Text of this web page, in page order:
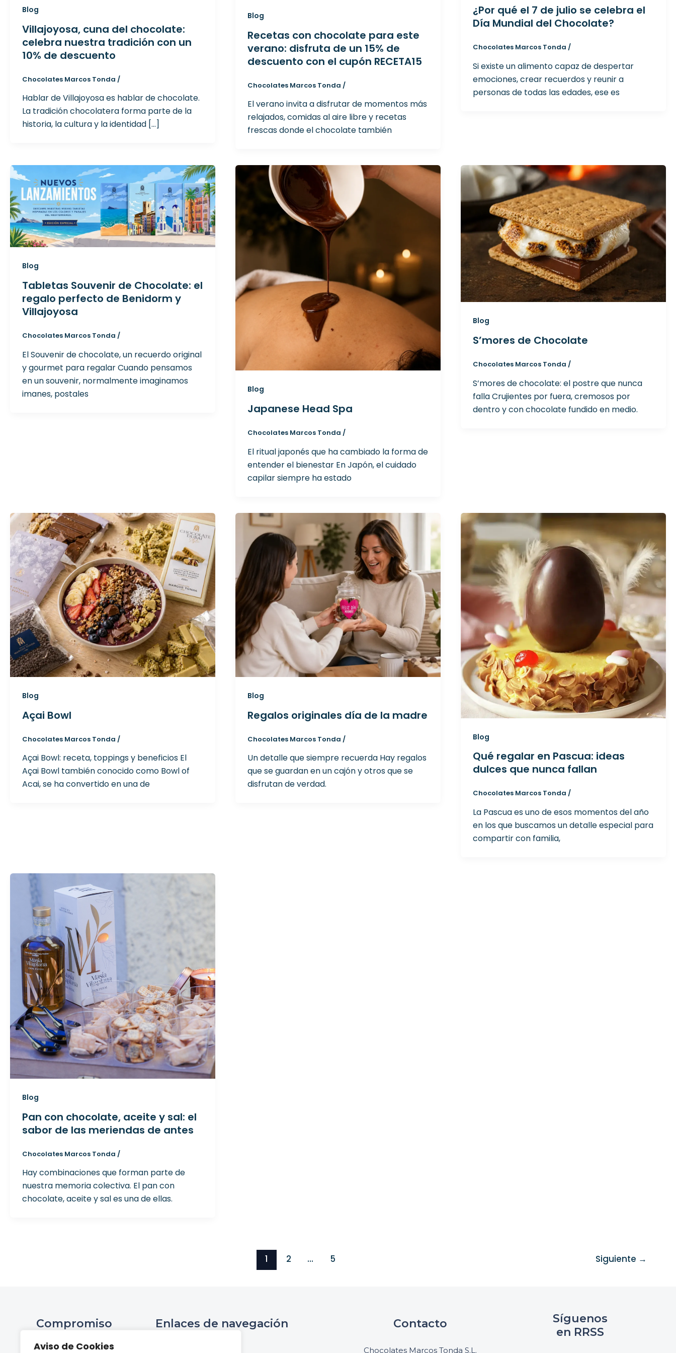
Aviso de Cookies
Blog
Villajoyosa, cuna del chocolate:
celebra nuestra tradición con un
10% de descuento
Chocolates Marcos Tonda /
Hablar de Villajoyosa es hablar de chocolate.
La tradición chocolatera forma parte de la
historia, la cultura y la identidad […]
Blog
Recetas con chocolate para este
verano: disfruta de un 15% de
descuento con el cupón RECETA15
Chocolates Marcos Tonda /
El verano invita a disfrutar de momentos más
relajados, comidas al aire libre y recetas
frescas donde el chocolate también
¿Por qué el 7 de julio se celebra el
Día Mundial del Chocolate?
Chocolates Marcos Tonda /
Si existe un alimento capaz de despertar
emociones, crear recuerdos y reunir a
personas de todas las edades, ese es
Blog
Tabletas Souvenir de Chocolate: el
regalo perfecto de Benidorm y
Villajoyosa
Chocolates Marcos Tonda /
El Souvenir de chocolate, un recuerdo original
y gourmet para regalar Cuando pensamos
en un souvenir, normalmente imaginamos
imanes, postales
Blog
Japanese Head Spa
Chocolates Marcos Tonda /
El ritual japonés que ha cambiado la forma de
entender el bienestar En Japón, el cuidado
capilar siempre ha estado
Blog
S’mores de Chocolate
Chocolates Marcos Tonda /
S’mores de chocolate: el postre que nunca
falla Crujientes por fuera, cremosos por
dentro y con chocolate fundido en medio.
Blog
Açai Bowl
Chocolates Marcos Tonda /
Açai Bowl: receta, toppings y beneficios El
Açai Bowl también conocido como Bowl of
Acai, se ha convertido en una de
Blog
Regalos originales día de la madre
Chocolates Marcos Tonda /
Un detalle que siempre recuerda Hay regalos
que se guardan en un cajón y otros que se
disfrutan de verdad.
Blog
Qué regalar en Pascua: ideas
dulces que nunca fallan
Chocolates Marcos Tonda /
La Pascua es uno de esos momentos del año
en los que buscamos un detalle especial para
compartir con familia,
Blog
Pan con chocolate, aceite y sal: el
sabor de las meriendas de antes
Chocolates Marcos Tonda /
Hay combinaciones que forman parte de
nuestra memoria colectiva. El pan con
chocolate, aceite y sal es una de ellas.
1 2 … 5 Siguiente →
Compromiso Enlaces de navegación Contacto
Chocolates Marcos Tonda S.L.
Síguenos
en RRSS